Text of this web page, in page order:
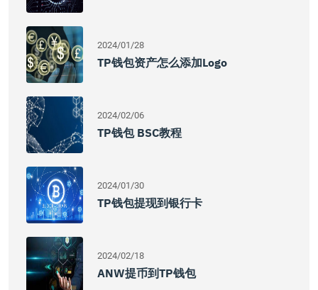
2024/01/28
TP钱包资产怎么添加logo
2024/02/06
TP钱包 BSC教程
2024/01/30
TP钱包提现到银行卡
2024/02/18
ANW提币到TP钱包